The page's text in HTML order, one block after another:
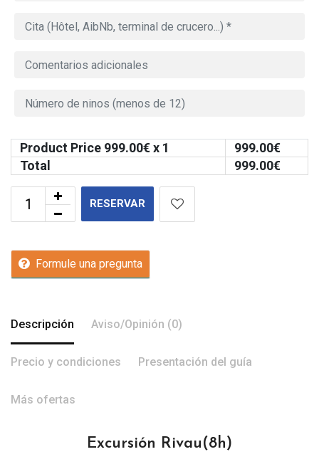
Product Price 999.00€ x 1 999.00€
Total
999.00€
RESERVAR
Formule una pregunta
Descripción Aviso/Opinión (0)
Precio y condiciones Presentación del guía
Más ofertas
Excursión Rivau(8h)